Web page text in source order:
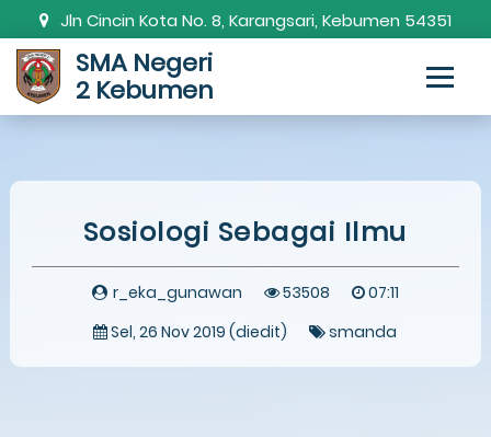
Jln Cincin Kota No. 8, Karangsari, Kebumen 54351
0287-381820
SMA Negeri
2 Kebumen
Sosiologi Sebagai Ilmu
r_eka_gunawan 53508
07:11
Sel, 26 Nov 2019 (diedit)
smanda